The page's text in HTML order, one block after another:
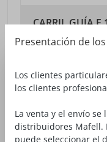
CARRIL GUÍA F
102,00 €*
Precios sin IVA más
VISTA
Presentación de
Los clientes
los clientes
La venta y el envío se
distribuidores Mafell.
puede seleccionar el